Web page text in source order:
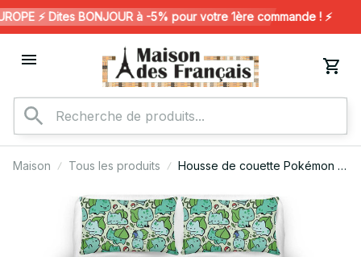
⚡️ Dites BONJOUR à -5% pour votre 1ère commande ! ⚡️
Maison Tous les produits
Housse de couette Pokémon –